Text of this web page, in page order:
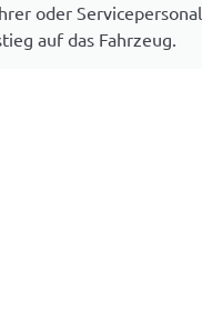
oder Servicepersonal
auf das Fahrzeug.